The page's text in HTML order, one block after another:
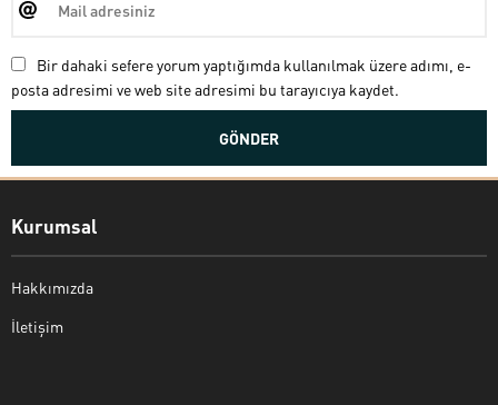
Bir dahaki sefere yorum yaptığımda kullanılmak üzere adımı, e-
posta adresimi ve web site adresimi bu tarayıcıya kaydet.
Kurumsal
Hakkımızda
İletişim